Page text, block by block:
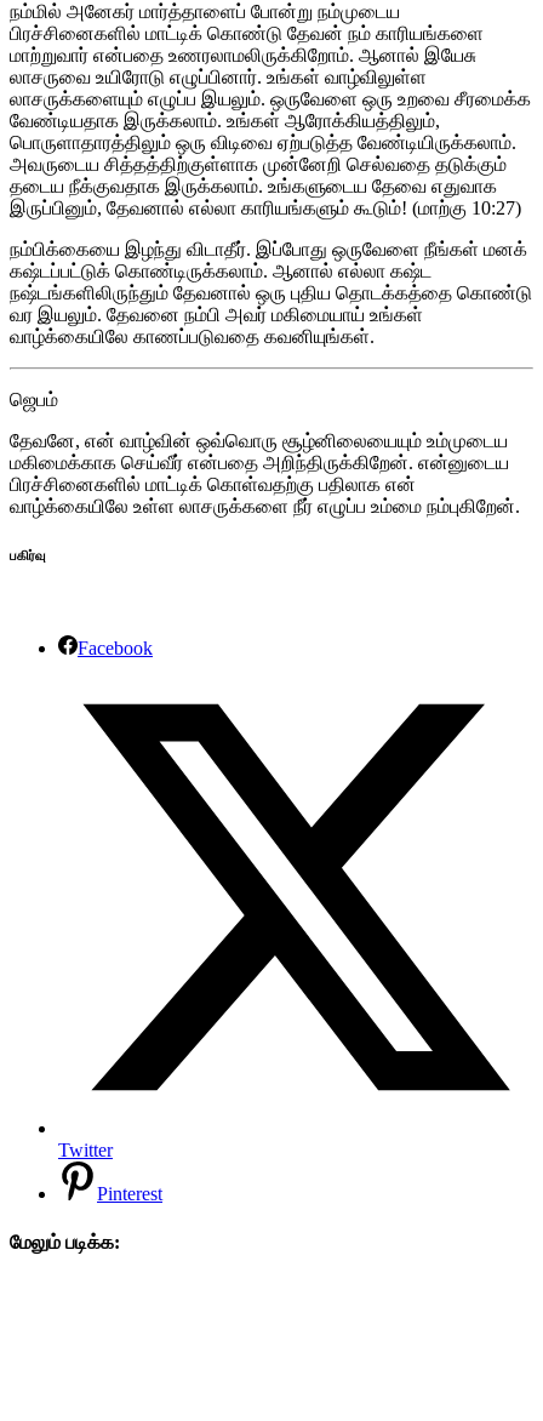
நம்மில் அனேகர் மார்த்தாளைப் போன்று நம்முடைய
பிரச்சினைகளில் மாட்டிக் கொண்டு தேவன் நம் காரியங்களை
மாற்றுவார் என்பதை உணரலாமலிருக்கிறோம். ஆனால் இயேசு
லாசருவை உயிரோடு எழுப்பினார். உங்கள் வாழ்விலுள்ள
லாசருக்களையும் எழுப்ப இயலும். ஒருவேளை ஒரு உறவை சீரமைக்க
வேண்டியதாக இருக்கலாம். உங்கள் ஆரோக்கியத்திலும்,
பொருளாதாரத்திலும் ஒரு விடிவை ஏற்படுத்த வேண்டியிருக்கலாம்.
அவருடைய சித்தத்திற்குள்ளாக முன்னேறி செல்வதை தடுக்கும்
தடைய நீக்குவதாக இருக்கலாம். உங்களுடைய தேவை எதுவாக
இருப்பினும், தேவனால் எல்லா காரியங்களும் கூடும்! (மாற்கு 10:27)
நம்பிக்கையை இழந்து விடாதீர். இப்போது ஒருவேளை நீங்கள் மனக்
கஷ்டப்பட்டுக் கொண்டிருக்கலாம். ஆனால் எல்லா கஷ்ட
நஷ்டங்களிலிருந்தும் தேவனால் ஒரு புதிய தொடக்கத்தை கொண்டு
வர இயலும். தேவனை நம்பி அவர் மகிமையாய் உங்கள்
வாழ்க்கையிலே காணப்படுவதை கவனியுங்கள்.
ஜெபம்
தேவனே, என் வாழ்வின் ஒவ்வொரு சூழ்னிலையையும் உம்முடைய
மகிமைக்காக செய்வீர் என்பதை அறிந்திருக்கிறேன். என்னுடைய
பிரச்சினைகளில் மாட்டிக் கொள்வதற்கு பதிலாக என்
வாழ்க்கையிலே உள்ள லாசருக்களை நீர் எழுப்ப உம்மை நம்புகிறேன்.
பகிர்வு
Facebook
Twitter
Pinterest
மேலும் படிக்க: